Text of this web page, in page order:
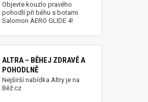
Objevte kouzlo pravého
pohodlí při běhu s botami
Salomon AERO GLIDE 4!
ALTRA – BĚHEJ ZDRAVĚ A
POHODLNĚ
Nejširší nabídka Altry je na
Běž.cz